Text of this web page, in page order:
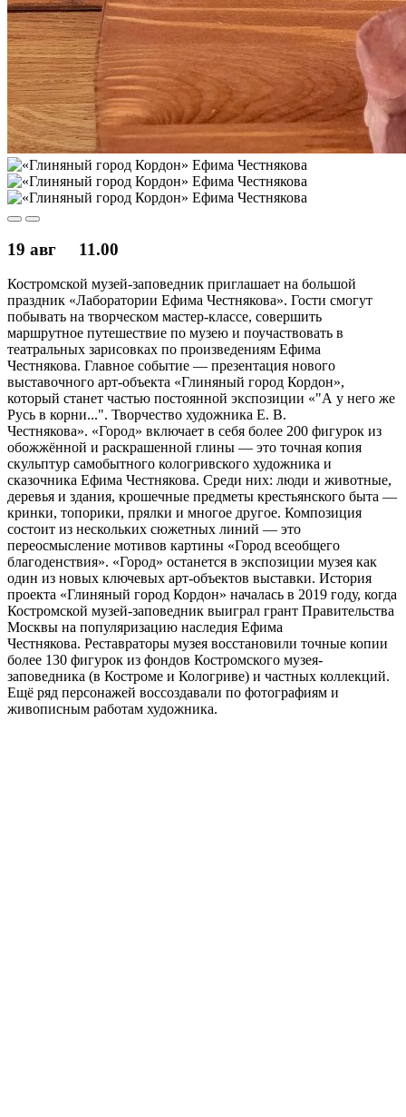
19 авг 11.00
Костромской музей-заповедник приглашает на большой
праздник «Лаборатории Ефима Честнякова». Гости смогут
побывать на творческом мастер-классе, совершить
маршрутное путешествие по музею и поучаствовать в
театральных зарисовках по произведениям Ефима
Честнякова. Главное событие — презентация нового
выставочного арт-объекта «Глиняный город Кордон»,
который станет частью постоянной экспозиции «"А у него же
Русь в корни...". Творчество художника Е. В.
Честнякова». «Город» включает в себя более 200 фигурок из
обожжённой и раскрашенной глины — это точная копия
скульптур самобытного кологривского художника и
сказочника Ефима Честнякова. Среди них: люди и животные,
деревья и здания, крошечные предметы крестьянского быта —
кринки, топорики, прялки и многое другое. Композиция
состоит из нескольких сюжетных линий — это
переосмысление мотивов картины «Город всеобщего
благоденствия». «Город» останется в экспозиции музея как
один из новых ключевых арт-объектов выставки. История
проекта «Глиняный город Кордон» началась в 2019 году, когда
Костромской музей-заповедник выиграл грант Правительства
Москвы на популяризацию наследия Ефима
Честнякова. Реставраторы музея восстановили точные копии
более 130 фигурок из фондов Костромского музея-
заповедника (в Костроме и Кологриве) и частных коллекций.
Ещё ряд персонажей воссоздавали по фотографиям и
живописным работам художника.